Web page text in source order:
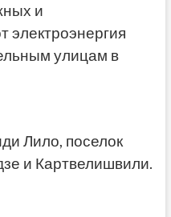
и
электроэнергия
улицам в
Лило, поселок
и Картвелишвили.